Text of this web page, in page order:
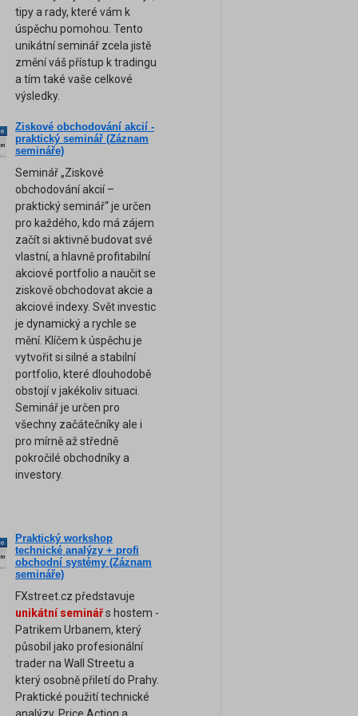
tipy a rady, které vám k
úspěchu pomohou. Tento
unikátní seminář zcela jistě
změní váš přístup k tradingu
a tím také vaše celkové
výsledky.
Ziskové obchodování akcií -
praktický seminář (Záznam
semináře)
Seminář „Ziskové
obchodování akcií –
praktický seminář“ je určen
pro každého, kdo má zájem
začít si aktivně budovat své
vlastní, a hlavně profitabilní
akciové portfolio a naučit se
ziskově obchodovat akcie a
akciové indexy. Svět investic
je dynamický a rychle se
mění. Klíčem k úspěchu je
vytvořit si silné a stabilní
portfolio, které dlouhodobě
obstojí v jakékoliv situaci.
Seminář je určen pro
všechny začátečníky ale i
pro mírně až středně
pokročilé obchodníky a
investory.
Praktický workshop
technické analýzy + profi
obchodní systémy (Záznam
semináře)
FXstreet.cz představuje
unikátní seminářs hostem -
Patrikem Urbanem, který
působil jako profesionální
trader na Wall Streetu a
který osobně přiletí do Prahy.
Praktické použití technické